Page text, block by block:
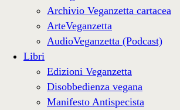
Archivio Veganzetta cartacea
ArteVeganzetta
AudioVeganzetta (Podcast)
Libri
Edizioni Veganzetta
Disobbedienza vegana
Manifesto Antispecista